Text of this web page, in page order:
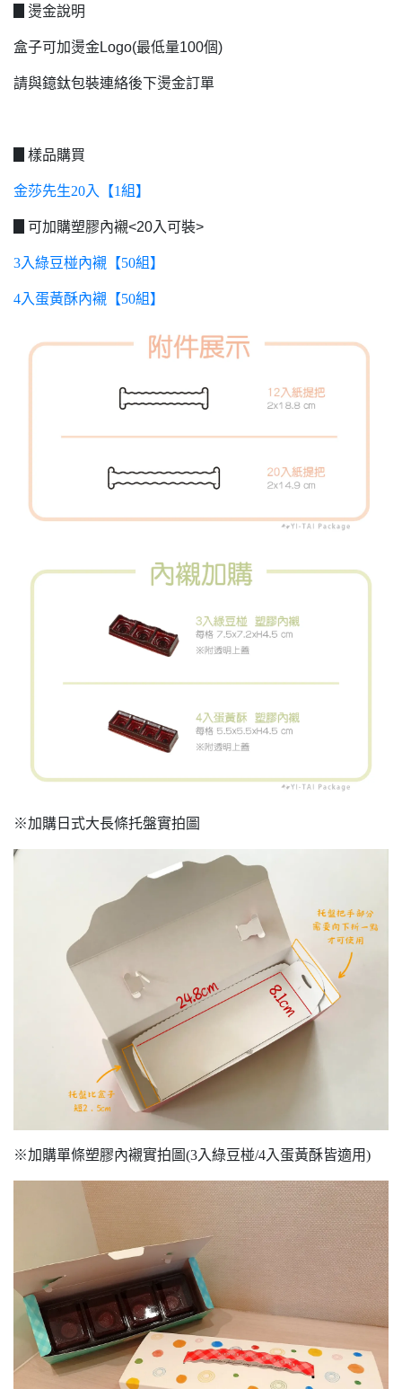
▊燙金說明
盒子可加燙金Logo(最低量100個)
請與鐿鈦包裝連絡後下燙金訂單
▊樣品購買
金莎先生20入【1組】
▊可加購塑膠內襯<20入可裝>
3入綠豆椪內襯【50組】
4入蛋黃酥內襯【50組】
※加購日式大長條托盤實拍圖
※加購單條塑膠內襯實拍圖(3入綠豆椪/4入蛋黃酥皆適用)